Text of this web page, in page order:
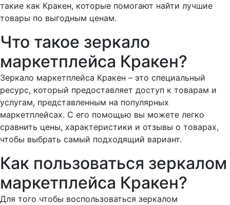
такие как Кракен, которые помогают найти лучшие
товары по выгодным ценам.
Что такое зеркало
маркетплейса Кракен?
Зеркало маркетплейса Кракен – это специальный
ресурс, который предоставляет доступ к товарам и
услугам, представленным на популярных
маркетплейсах. С его помощью вы можете легко
сравнить цены, характеристики и отзывы о товарах,
чтобы выбрать самый подходящий вариант.
Как пользоваться зеркалом
маркетплейса Кракен?
Для того чтобы воспользоваться зеркалом